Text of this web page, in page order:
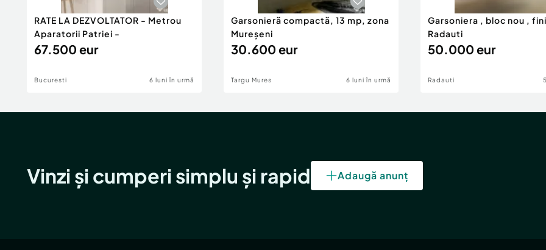
RATE LA DEZVOLTATOR - Metrou
Aparatorii Patriei -
67.500 eur
Bucuresti 6 luni în urmă
Garsonieră compactă, 13 mp, zona
Mureșeni
30.600 eur
Targu Mures 6 luni în urmă
Garsoniera , bloc nou ,
Radauti
50.000 eur
Radauti
Vinzi și cumperi simplu și rapid Adaugă anunț